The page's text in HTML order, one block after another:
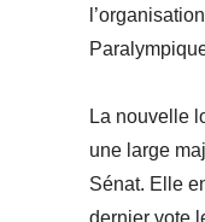
La nouvelle
une large
Sénat. Elle
dernier vote